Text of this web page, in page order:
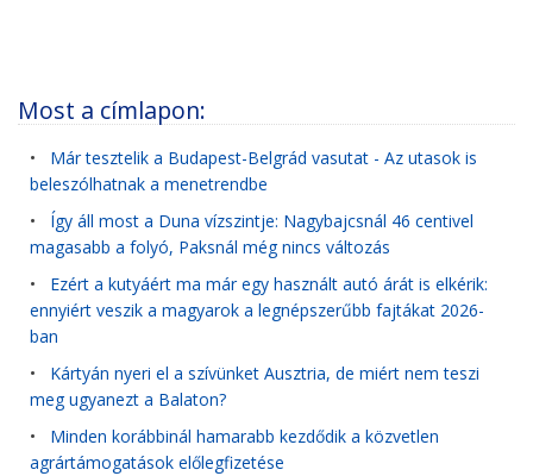
Most a címlapon:
• Már tesztelik a Budapest-Belgrád vasutat - Az utasok is
beleszólhatnak a menetrendbe
• Így áll most a Duna vízszintje: Nagybajcsnál 46 centivel
magasabb a folyó, Paksnál még nincs változás
• Ezért a kutyáért ma már egy használt autó árát is elkérik:
ennyiért veszik a magyarok a legnépszerűbb fajtákat 2026-
ban
• Kártyán nyeri el a szívünket Ausztria, de miért nem teszi
meg ugyanezt a Balaton?
• Minden korábbinál hamarabb kezdődik a közvetlen
agrártámogatások előlegfizetése